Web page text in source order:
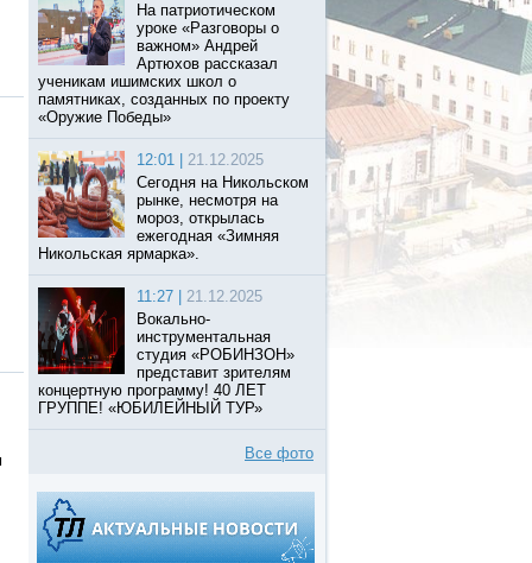
На патриотическом
уроке «Разговоры о
важном» Андрей
Артюхов рассказал
ученикам ишимских школ о
памятниках, созданных по проекту
«Оружие Победы»
12:01 |
21.12.2025
Сегодня на Никольском
рынке, несмотря на
мороз, открылась
ежегодная «Зимняя
Никольская ярмарка».
11:27 |
21.12.2025
Вокально-
инструментальная
студия «РОБИНЗОН»
представит зрителям
концертную программу! 40 ЛЕТ
ГРУППЕ! «ЮБИЛЕЙНЫЙ ТУР»
Все фото